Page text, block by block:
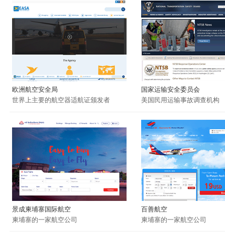
欧洲航空安全局
世界上主要的航空器适航证颁发者
国家运输安全委员会
美国民用运输事故调查机构
景成柬埔寨国际航空
柬埔寨的一家航空公司
百善航空
柬埔寨的一家航空公司